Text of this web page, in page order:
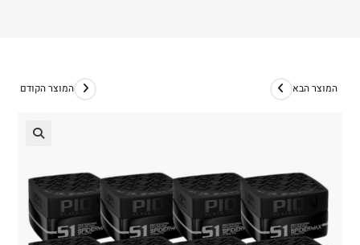
המוצר הקודם המוצר הבא